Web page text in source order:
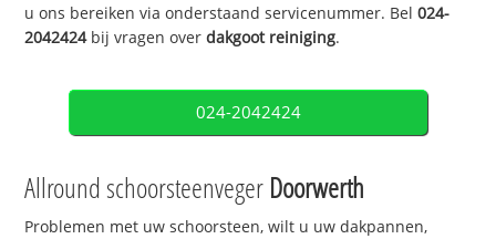
u ons bereiken via onderstaand servicenummer. Bel024-
2042424bij vragen overdakgoot reiniging.
024-2042424
Allround schoorsteenveger Doorwerth
Problemen met uw schoorsteen, wilt u uw dakpannen,